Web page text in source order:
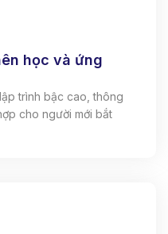
học và ứng
trình bậc cao, thông
cho người mới bắt